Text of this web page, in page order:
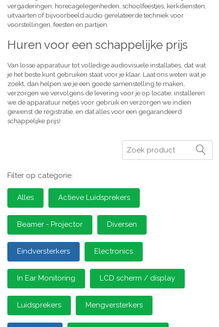
vergaderingen, horecagelegenheden, schoolfeestjes, kerkdiensten,
uitvaarten of bijvoorbeeld audio gerelateerde techniek voor
voorstellingen, feesten en partijen.
Huren voor een schappelijke prijs
Van losse apparatuur tot volledige audiovisuele installaties, dat wat
je het beste kunt gebruiken staat voor je klaar. Laat ons weten wat je
zoekt, dan helpen we je een goede samenstelling te maken,
verzorgen we vervolgens de levering voor je op locatie, installeren
we de apparatuur netjes voor gebruik en verzorgen we indien
gewenst de registratie, en dat alles voor een gegarandeerd
schappelijke prijs!
Zoeken
Filter op categorie:
Alles Actieve Luidsprekers
Beamer - Projector Diversen
Eindversterkers Electronics
In Ear Monitoring LCD scherm / display
Luidsprekers Mengversterkers